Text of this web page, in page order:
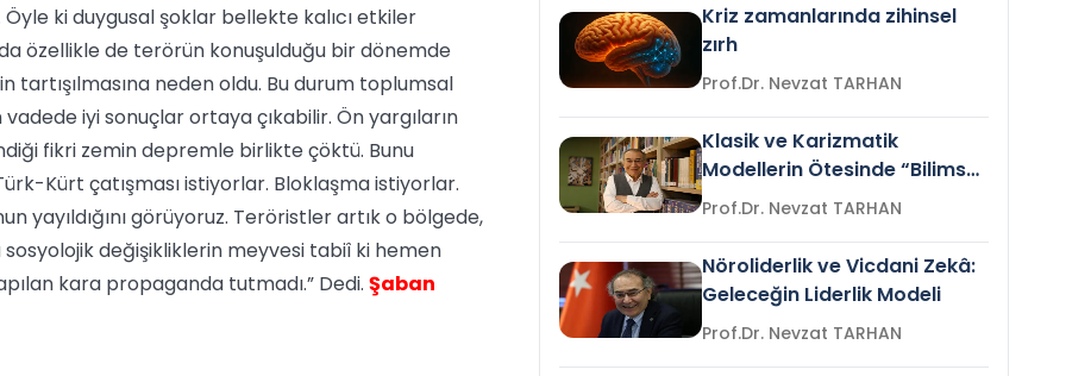
ki duygusal şoklar bellekte kalıcı etkiler
özellikle de terörün konuşulduğu bir dönemde
tartışılmasına neden oldu. Bu durum toplumsal
iyi sonuçlar ortaya çıkabilir. Ön yargıların
fikri zemin depremle birlikte çöktü. Bunu
Kürt çatışması istiyorlar. Bloklaşma istiyorlar.
yayıldığını görüyoruz. Teröristler artık o bölgede,
değişikliklerin meyvesi tabiî ki hemen
kara propaganda tutmadı.” Dedi. Şaban
Kriz zamanlarında zihinsel
zırh
Prof.Dr. Nevzat TARHAN
Klasik ve Karizmatik
Modellerin Ötesinde “Bilimsel
Liderlik”
Prof.Dr. Nevzat TARHAN
Nöroliderlik ve Vicdani Zekâ:
Geleceğin Liderlik Modeli
Prof.Dr. Nevzat TARHAN